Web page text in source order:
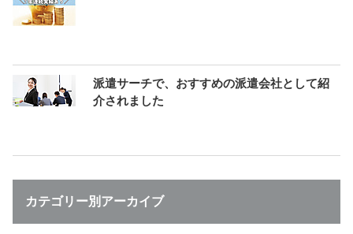
派遣サーチで、おすすめの派遣会社として紹
介されました
カテゴリー別アーカイブ